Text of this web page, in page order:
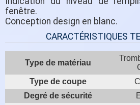
fenêtre.
Conception design en blanc.
CARACTÉRISTIQUES
Type de matériau
Type de coupe
Degré de sécurité